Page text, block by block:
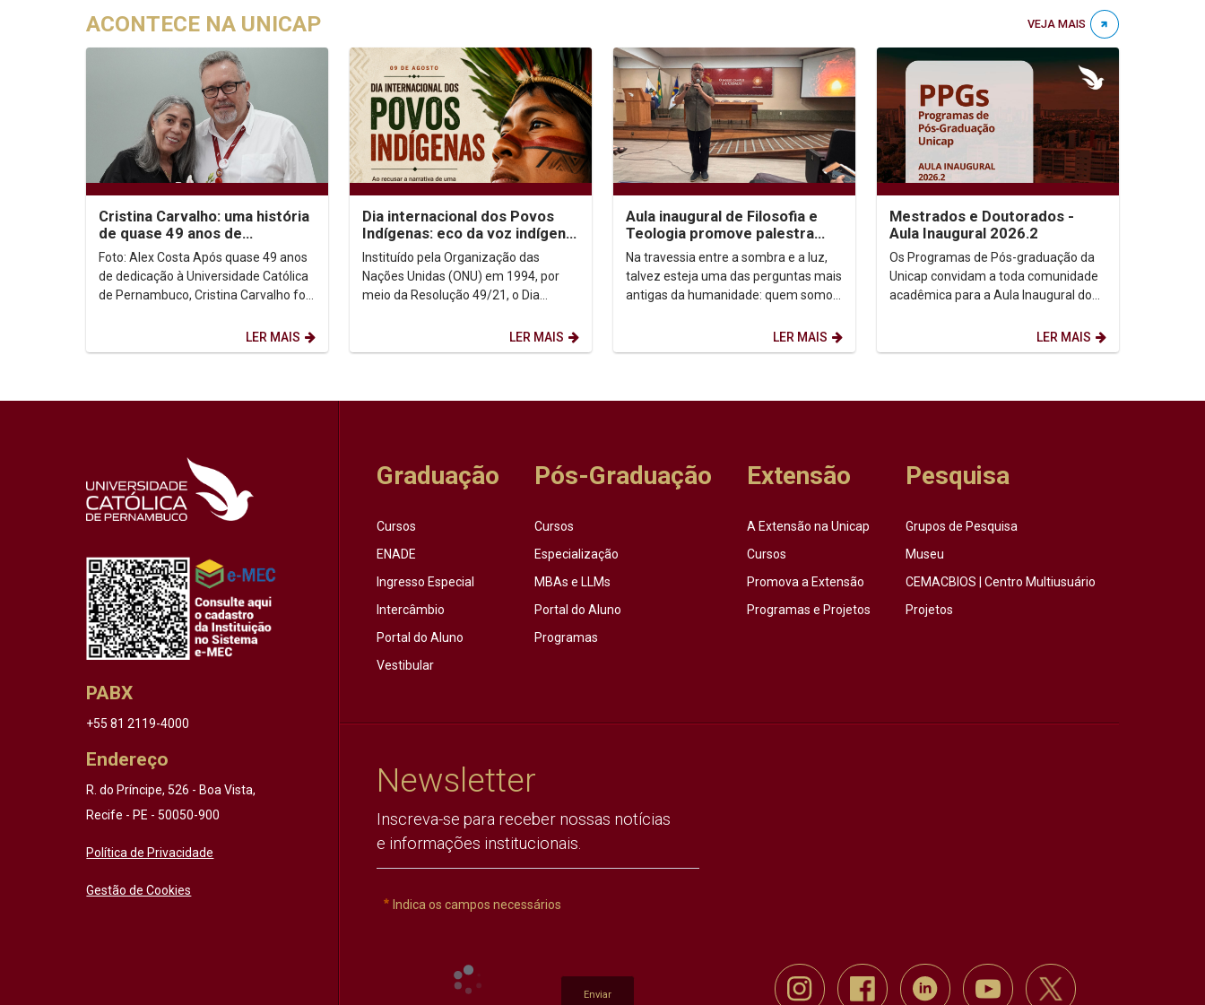
ACONTECE NA UNICAP VEJA MAIS
Cristina Carvalho: uma história
de quase 49 anos de
dedicação à Unicap
Foto: Alex Costa Após quase 49 anos
de dedicação à Universidade Católica
de Pernambuco, Cristina Carvalho foi
LER MAIS
Dia internacional dos Povos
Indígenas: eco da voz indígena
no contexto urbano
Instituído pela Organização das
Nações Unidas (ONU) em 1994, por
meio da Resolução 49/21, o Dia
de agosto) firma-se como...LER MAIS
Aula inaugural de Filosofia e
Teologia promove palestra
sobre autoconhecimento
Na travessia entre a sombra e a luz,
talvez esteja uma das perguntas mais
antigas da humanidade: quem somos,
LER MAIS
Mestrados e Doutorados -
Aula Inaugural 2026.2
Os Programas de Pós-graduação da
Unicap convidam a toda comunidade
acadêmica para a Aula Inaugural do
LER MAIS
PABX
+55 81 2119-4000
Endereço
R. do Príncipe, 526 - Boa Vista,
Recife - PE - 50050-900
Política de Privacidade
Gestão de Cookies
Graduação
Cursos
ENADE
Ingresso Especial
Intercâmbio
Portal do Aluno
Vestibular
Pós-Graduação
Cursos
Especialização
MBAs e LLMs
Portal do Aluno
Programas
Extensão
A Extensão na Unicap
Cursos
Promova a Extensão
Programas e Projetos
Pesquisa
Grupos de Pesquisa
Museu
CEMACBIOS | Centro Multiusuário
Projetos
Newsletter
Inscreva-se para receber nossas notícias
e informações institucionais.
Indica os campos necessários
Enviar